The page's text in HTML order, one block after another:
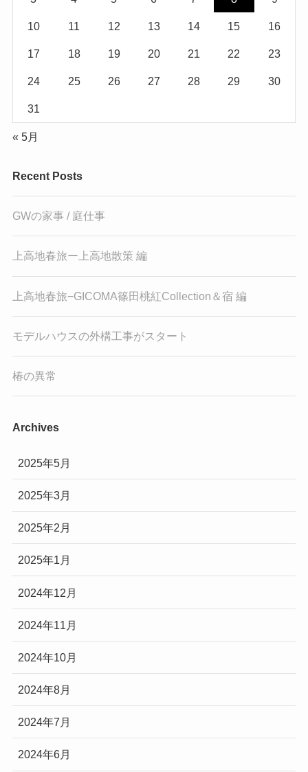
10 11 12 13 14 15 16
17 18 19 20 21 22 23
24 25 26 27 28 29 30
31
« 5月
Recent Posts
GWの家事 / 庭仕事
上高地春旅ー上高地散策 編
上高地春旅−GICOMA篠田桃紅Collection＆宿 編
モデルハウスの外構工事がスタート
椿の異常
Archives
2025年5月
2025年3月
2025年2月
2025年1月
2024年12月
2024年11月
2024年10月
2024年8月
2024年7月
2024年6月